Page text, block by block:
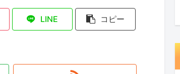
LINE コピー